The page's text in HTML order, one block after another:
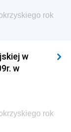
Dróg
rok
w
w
rok